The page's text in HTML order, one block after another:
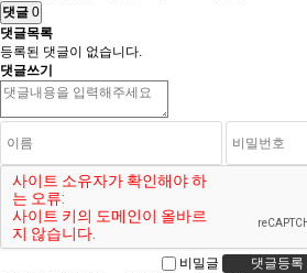
댓글 0
댓글목록
등록된 댓글이 없습니다.
댓글쓰기
비밀글
댓글등록